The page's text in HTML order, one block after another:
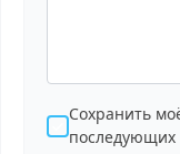
Сохранить
последующих